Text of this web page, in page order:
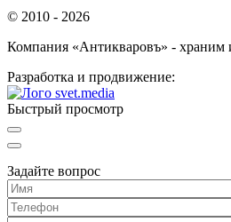
© 2010 - 2026
Компания «Антикваровъ» - храним
Разработка и продвижение:
Быстрый просмотр
Задайте вопрос